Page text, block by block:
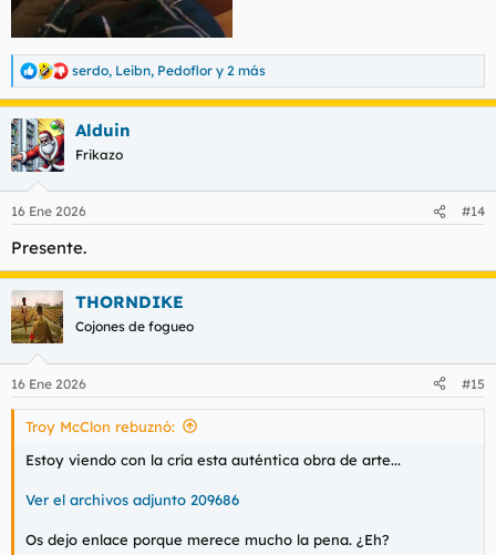
R
e
a
c
c
i
e
:
serdo, Leibn, Pedoflor y 2 más
Alduin
Frikazo
16 Ene 2026 #14
Presente.
THORNDIKE
Cojones de fogueo
16 Ene 2026 #15
Troy McClon rebuznó:
Estoy viendo con la cría esta auténtica obra de arte...
Ver el archivos adjunto 209686
Os dejo enlace porque merece mucho la pena. ¿Eh?